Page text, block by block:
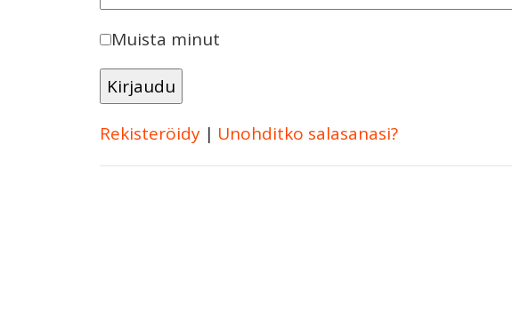
Muista minut
Rekisteröidy | Unohditko salasanasi?